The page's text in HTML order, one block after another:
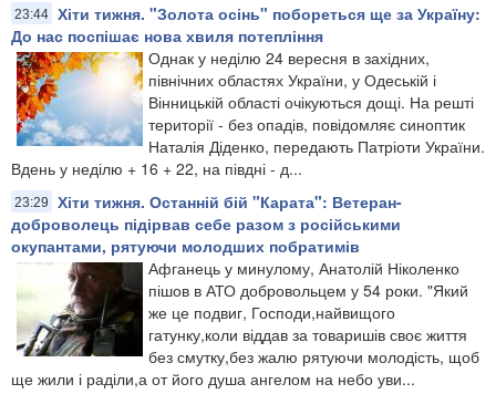
23:44 Хіти тижня. "Золота осінь" побореться ще за Україну:
До нас поспішає нова хвиля потепління
Однак у неділю 24 вересня в західних,
північних областях України, у Одеській і
Вінницькій області очікуються дощі. На решті
території - без опадів, повідомляє синоптик
Наталія Діденко, передають Патріоти України.
Вдень у неділю + 16 + 22, на півдні - д...
23:29
Хіти тижня. Останній бій "Карата": Ветеран-
доброволець підірвав себе разом з російськими
окупантами, рятуючи молодших побратимів
Афганець у минулому, Анатолій Ніколенко
пішов в АТО добровольцем у 54 роки. "Який
же це подвиг, Господи,найвищого
гатунку,коли віддав за товаришів своє життя
без смутку,без жалю рятуючи молодість, щоб
ще жили і раділи,а от його душа ангелом на небо уви...